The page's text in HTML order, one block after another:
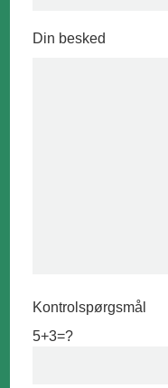
Din besked
Kontrolspørgsmål
5+3=?